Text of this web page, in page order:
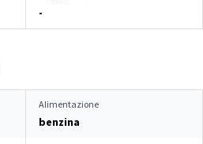
-
Alimentazione
benzina